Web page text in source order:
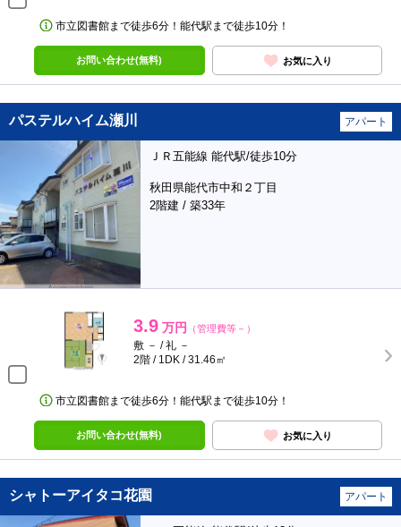
市立図書館まで徒歩6分！能代駅まで徒歩10分！
お問い合わせ(無料) お気に入り
パステルハイム瀬川 アパート
ＪＲ五能線 能代駅/徒歩10分
秋田県能代市中和２丁目
2階建 / 築33年
3.9 万円 （管理費等－）
敷 － / 礼 －
2階 / 1DK / 31.46㎡
市立図書館まで徒歩6分！能代駅まで徒歩10分！
お問い合わせ(無料) お気に入り
シャトーアイタコ花園 アパート